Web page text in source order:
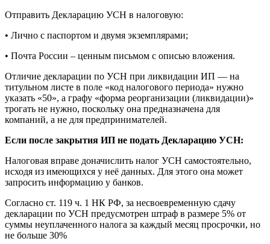
Отправить Декларацию УСН в налоговую:
• Лично с паспортом и двумя экземплярами;
• Почта России – ценным письмом с описью вложения.
Отличие декларации по УСН при ликвидации ИП — на
титульном листе в поле «код налогового периода» нужно
указать «50», а графу «форма реорганизации (ликвидации)»
трогать не нужно, поскольку она предназначена для
компаний, а не для предпринимателей.
Если после закрытия ИП не подать Декларацию УСН:
Налоговая вправе доначислить налог УСН самостоятельно,
исходя из имеющихся у неё данных. Для этого она может
запросить информацию у банков.
Согласно ст. 119 ч. 1 НК РФ, за несвоевременную сдачу
декларации по УСН предусмотрен штраф в размере 5% от
суммы неуплаченного налога за каждый месяц просрочки, но
не больше 30%